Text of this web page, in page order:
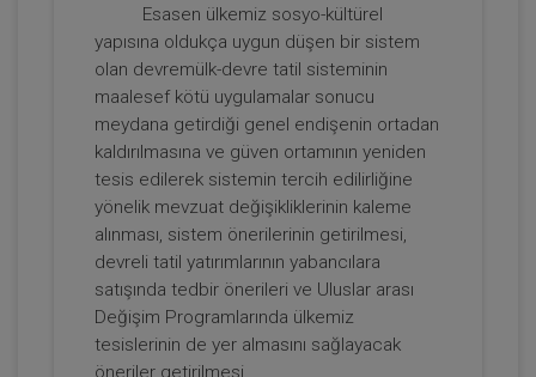
Tüketici Hukuku Enstitüsü
Kira Hukuku - 2 - IV. Borçlar Hukuku
Kongresi - II. Oturum
Esasen ülkemiz sosyo-kültürel
yapısına oldukça uygun düşen bir sistem
olan devremülk-devre tatil sisteminin
maalesef kötü uygulamalar sonucu
meydana getirdiği genel endişenin ortadan
kaldırılmasına ve güven ortamının yeniden
tesis edilerek sistemin tercih edilirliğine
yönelik mevzuat değişikliklerinin kaleme
alınması, sistem önerilerinin getirilmesi,
devreli tatil yatırımlarının yabancılara
satışında tedbir önerileri ve Uluslar arası
Değişim Programlarında ülkemiz
tesislerinin de yer almasını sağlayacak
öneriler getirilmesi